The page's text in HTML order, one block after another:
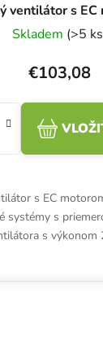
ventilátor s EC
Skladem (>5
€103,08
s EC
systémy s
s výkonom